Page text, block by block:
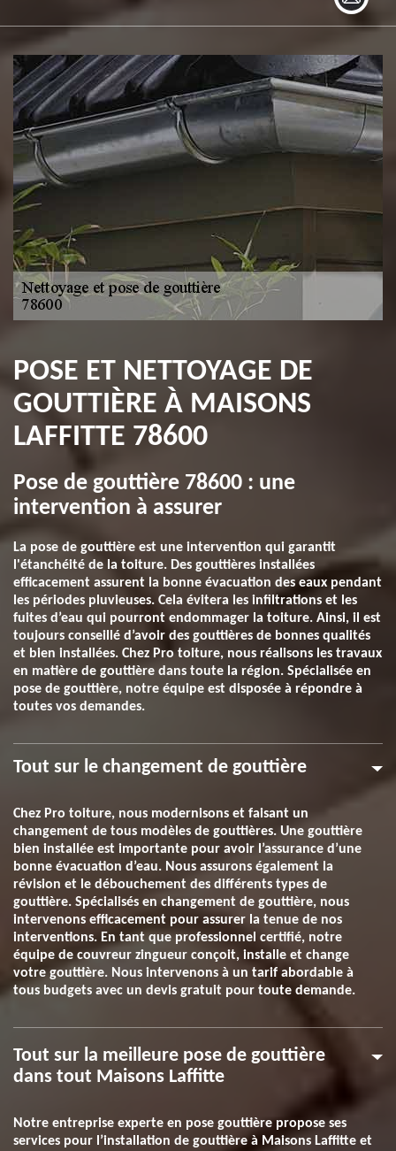
POSE ET NETTOYAGE DE
GOUTTIÈRE À MAISONS
LAFFITTE 78600
Pose de gouttière 78600 : une
intervention à assurer
La pose de gouttière est une intervention qui garantit
l'étanchéité de la toiture. Des gouttières installées
efficacement assurent la bonne évacuation des eaux pendant
les périodes pluvieuses. Cela évitera les infiltrations et les
fuites d’eau qui pourront endommager la toiture. Ainsi, il est
toujours conseillé d’avoir des gouttières de bonnes qualités
et bien installées. Chez Pro toiture, nous réalisons les travaux
en matière de gouttière dans toute la région. Spécialisée en
pose de gouttière, notre équipe est disposée à répondre à
toutes vos demandes.
Tout sur le changement de gouttière
Chez Pro toiture, nous modernisons et faisant un
changement de tous modèles de gouttières. Une gouttière
bien installée est importante pour avoir l’assurance d’une
bonne évacuation d’eau. Nous assurons également la
révision et le débouchement des différents types de
gouttière. Spécialisés en changement de gouttière, nous
intervenons efficacement pour assurer la tenue de nos
interventions. En tant que professionnel certifié, notre
équipe de couvreur zingueur conçoit, installe et change
votre gouttière. Nous intervenons à un tarif abordable à
tous budgets avec un devis gratuit pour toute demande.
Tout sur la meilleure pose de gouttière
dans tout Maisons Laffitte
Notre entreprise experte en pose gouttière propose ses
services pour l’installation de gouttière à Maisons Laffitte et